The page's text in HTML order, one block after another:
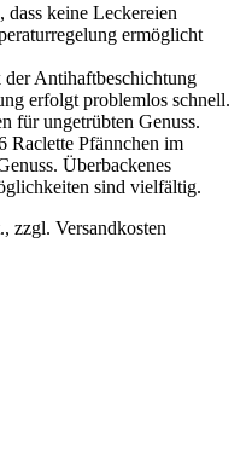
dass keine Leckereien
ermöglicht
Antihaftbeschichtung
erfolgt problemlos schnell.
für ungetrübten Genuss.
Raclette Pfännchen im
Überbackenes
sind vielfältig.
zzgl. Versandkosten